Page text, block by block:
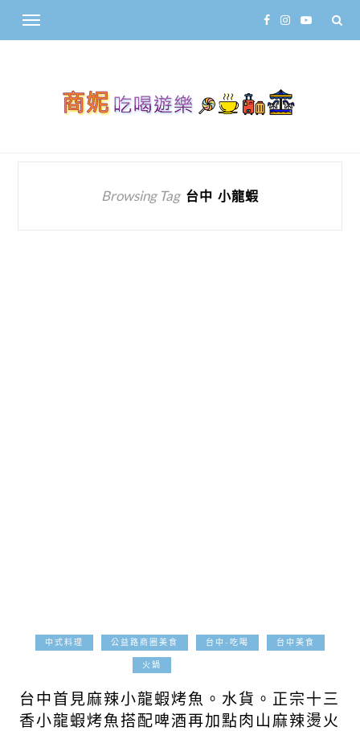
Browsing Tag 台中 小龍蝦
中式料理 公益路商圈美食 台中-吃喝 台中美食
火鍋
台中首見麻辣小龍蝦烤魚。水貨。正宗十三
香小龍蝦烤魚搭配啤酒再加點肉山麻辣燙火